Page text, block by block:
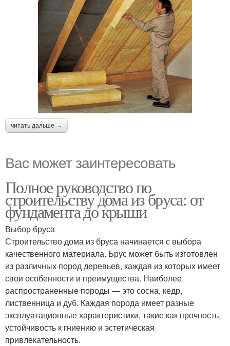
читать дальше →
Вас может заинтересовать
Полное руководство по
строительству дома из бруса: от
фундамента до крыши
Выбор бруса
Строительство дома из бруса начинается с выбора
качественного материала. Брус может быть изготовлен
из различных пород деревьев, каждая из которых имеет
свои особенности и преимущества. Наиболее
распространенные породы — это сосна, кедр,
лиственница и дуб. Каждая порода имеет разные
эксплуатационные характеристики, такие как прочность,
устойчивость к гниению и эстетическая
привлекательность.